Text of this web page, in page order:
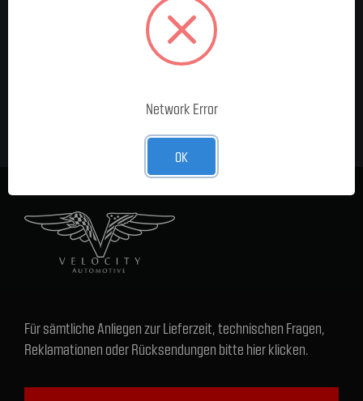
MELDE DICH FÜR UNSEREN
NEWSLETTER AN
Für sämtliche Anliegen zur Lieferzeit, technischen Fragen,
Reklamationen oder Rücksendungen bitte hier klicken.
Network Error
OK